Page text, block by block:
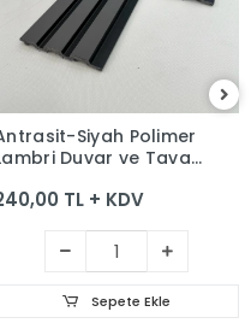
Siyah Polimer
Duvar ve Tavan
TL + KDV
Sepete Ekle